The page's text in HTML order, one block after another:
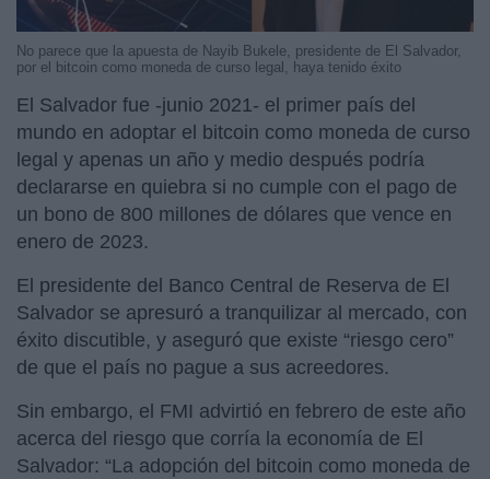
No parece que la apuesta de Nayib Bukele, presidente de El Salvador,
por el bitcoin como moneda de curso legal, haya tenido éxito
El Salvador fue -junio 2021- el primer país del
mundo en adoptar el bitcoin como moneda de curso
legal y apenas un año y medio después podría
declararse en quiebra si no cumple con el pago de
un bono de 800 millones de dólares que vence en
enero de 2023.
El presidente del Banco Central de Reserva de El
Salvador se apresuró a tranquilizar al mercado, con
éxito discutible, y aseguró que existe “riesgo cero”
de que el país no pague a sus acreedores.
Sin embargo, el FMI advirtió en febrero de este año
acerca del riesgo que corría la economía de El
Salvador: “La adopción del bitcoin como moneda de